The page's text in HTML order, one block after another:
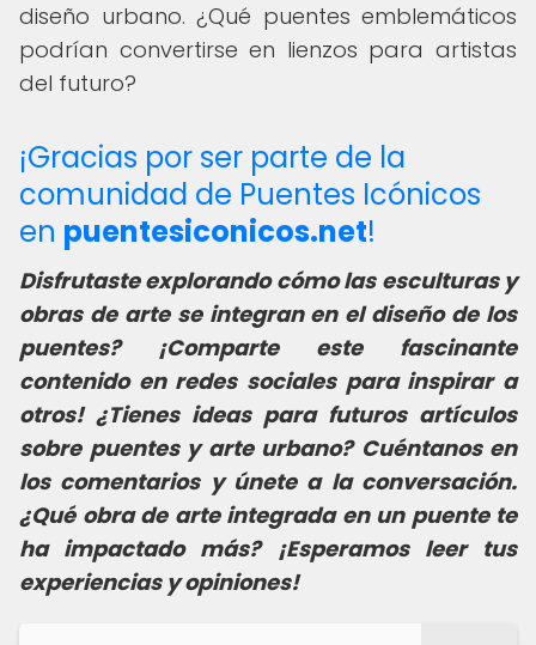
diseño urbano. ¿Qué puentes emblemáticos
podrían convertirse en lienzos para artistas
del futuro?
¡Gracias por ser parte de la
comunidad de Puentes Icónicos
en puentesiconicos.net!
Disfrutaste explorando cómo las esculturas y
obras de arte se integran en el diseño de los
puentes? ¡Comparte este fascinante
contenido en redes sociales para inspirar a
otros! ¿Tienes ideas para futuros artículos
sobre puentes y arte urbano? Cuéntanos en
los comentarios y únete a la conversación.
¿Qué obra de arte integrada en un puente te
ha impactado más? ¡Esperamos leer tus
experiencias y opiniones!